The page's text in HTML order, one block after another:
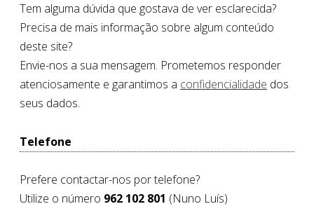
Tem alguma dúvida que gostava de ver esclarecida?
Precisa de mais informação sobre algum conteúdo
deste site?
Envie-nos a sua mensagem. Prometemos responder
atenciosamente e garantimos a confidencialidade dos
seus dados.
Telefone
Prefere contactar-nos por telefone?
Utilize o número 962 102 801 (Nuno Luís)